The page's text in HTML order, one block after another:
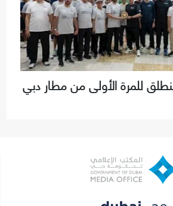
للمرة الأولى من مطار دبي